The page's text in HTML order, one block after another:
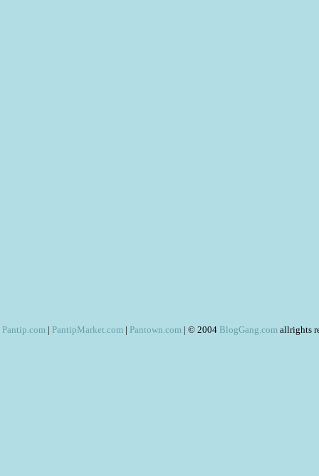
Pantip.com | PantipMarket.com | Pantown.com | © 2004 BlogGang.com allrights